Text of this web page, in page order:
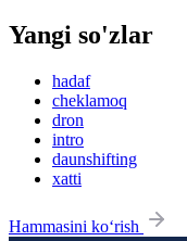
Yangi so'zlar
hadaf
cheklamoq
dron
intro
daunshifting
xatti
Hammasini ko‘rish